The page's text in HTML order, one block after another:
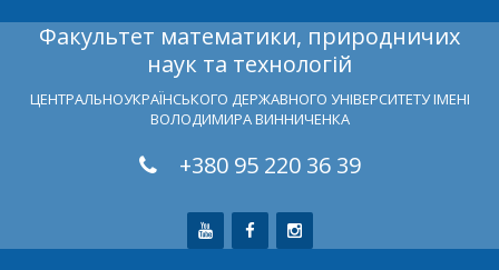
Факультет математики, природничих
наук та технологій
ЦЕНТРАЛЬНОУКРАЇНСЬКОГО ДЕРЖАВНОГО УНІВЕРСИТЕТУ ІМЕНІ
ВОЛОДИМИРА ВИННИЧЕНКА
+380 95 220 36 39